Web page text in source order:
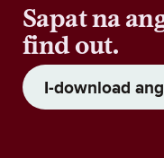
Sapat na
find out.
I-download